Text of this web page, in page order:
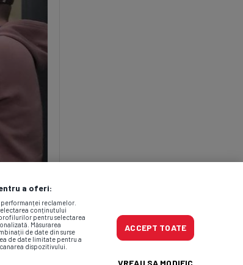
a oferi:
reclamelor.
conținutului
pentru selectarea
Măsurarea
de date din surse
de date limitate pentru a
dispozitivului.
ACCEPT TOATE
VREAU SA MODIFIC